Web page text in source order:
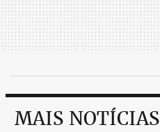
MAIS NOTÍCIAS